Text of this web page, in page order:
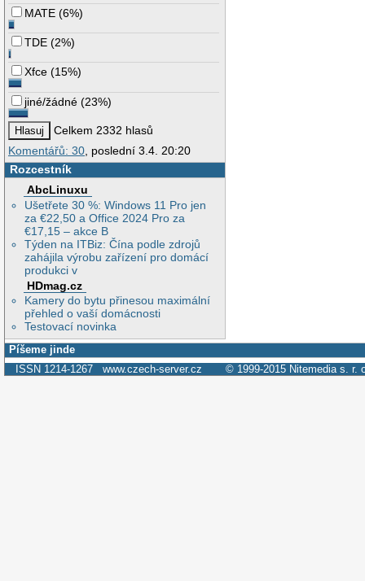
MATE (6%)
TDE (2%)
Xfce (15%)
jiné/žádné (23%)
Celkem 2332 hlasů
Komentářů: 30, poslední 3.4. 20:20
Rozcestník
AbcLinuxu
Ušetřete 30 %: Windows 11 Pro jen
za €22,50 a Office 2024 Pro za
€17,15 – akce B
Týden na ITBiz: Čína podle zdrojů
zahájila výrobu zařízení pro domácí
produkci v
HDmag.cz
Kamery do bytu přinesou maximální
přehled o vaší domácnosti
Testovací novinka
Píšeme jinde
ISSN 1214-1267 www.czech-server.cz © 1999-2015 Nitemedia s. r.